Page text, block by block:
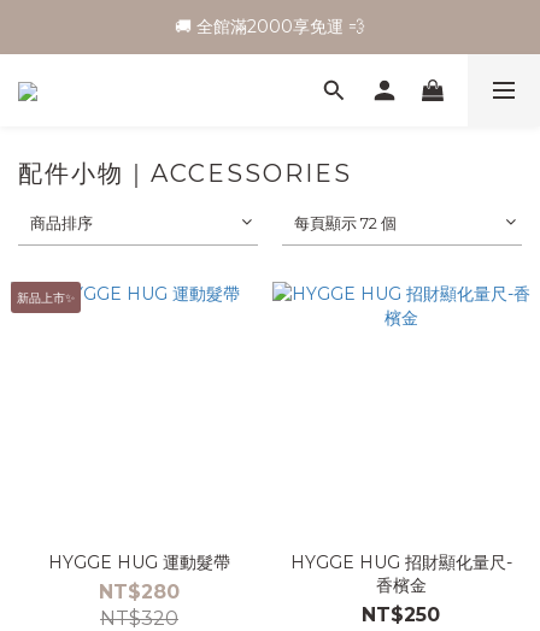
🚚 全館滿2000享免運 💨
配件小物｜ACCESSORIES
商品排序 每頁顯示 72 個
新品上市✨
HYGGE HUG 運動髮帶
NT$280
NT$320
HYGGE HUG 招財顯化量尺-
香檳金
NT$250